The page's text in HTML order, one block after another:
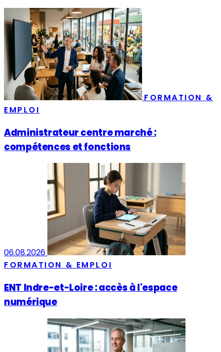
FORMATION &
EMPLOI
Administrateur centre marché :
compétences et fonctions
06.08.2026
FORMATION & EMPLOI
ENT Indre-et-Loire : accès à l'espace
numérique